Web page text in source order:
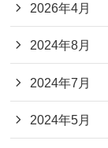
2026年4月
2024年8月
2024年7月
2024年5月